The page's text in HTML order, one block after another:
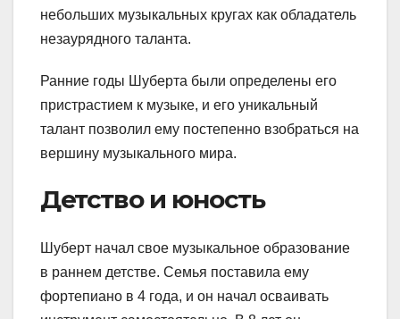
небольших музыкальных кругах как обладатель
незаурядного таланта.
Ранние годы Шуберта были определены его
пристрастием к музыке, и его уникальный
талант позволил ему постепенно взобраться на
вершину музыкального мира.
Детство и юность
Шуберт начал свое музыкальное образование
в раннем детстве. Семья поставила ему
фортепиано в 4 года, и он начал осваивать